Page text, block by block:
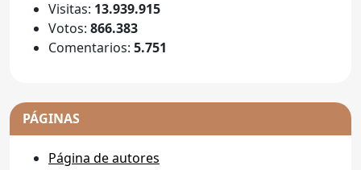
Visitas: 13.939.915
Votos: 866.383
Comentarios: 5.751
PÁGINAS
Página de autores